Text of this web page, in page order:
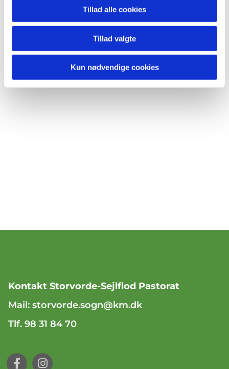
Tillad alle cookies
Tillad valgte
Kun nødvendige cookies
Kontakt Storvorde-Sejlflod Pastorat
Mail: storvorde.sogn@km.dk
Tlf. 98 31 84 70